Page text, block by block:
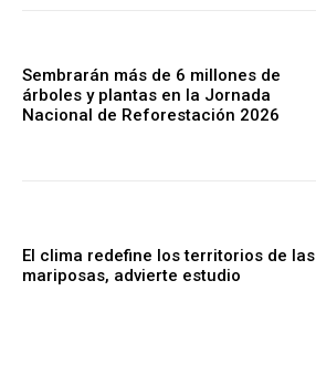
Sembrarán más de 6 millones de
árboles y plantas en la Jornada
Nacional de Reforestación 2026
El clima redefine los territorios de las
mariposas, advierte estudio